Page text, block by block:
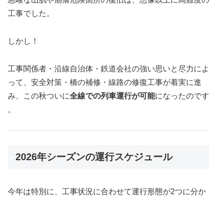
工事でした。
しかし！
工事関係者・沿線自治体・鉄道会社の強い思いと尽力によ
って、安全対策・橋の補修・線路の修復工事が着実に進
み、この秋ついに全線での列車運行が可能になったのです
。
2026年シーズンの運行スケジュール
今年は特別に、工事状況に合わせて運行形態が2つに分か